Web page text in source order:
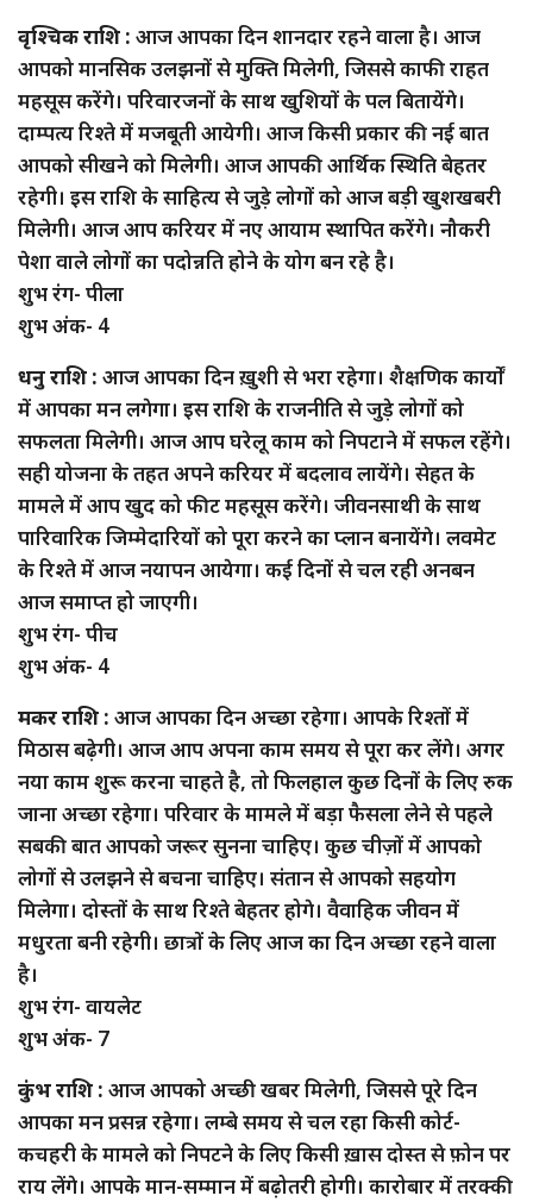
वृश्चिक राशि : आज आपका दिन शानदार रहने वाला है। आज
आपको मानसिक उलझनों से मुक्ति मिलेगी, जिससे काफी राहत
महसूस करेंगे। परिवारजनों के साथ खुशियों के पल बितायेंगे।
दाम्पत्य रिश्ते में मजबूती आयेगी। आज किसी प्रकार की नई बात
आपको सीखने को मिलेगी। आज आपकी आर्थिक स्थिति बेहतर
रहेगी। इस राशि के साहित्य से जुड़े लोगों को आज बड़ी खुशखबरी
मिलेगी। आज आप करियर में नए आयाम स्थापित करेंगे। नौकरी
पेशा वाले लोगों का पदोन्नति होने के योग बन रहे है।
शुभ रंग- पीला
शुभ अंक- 4
धनु राशि : आज आपका दिन ख़ुशी से भरा रहेगा। शैक्षणिक कार्यों
में आपका मन लगेगा। इस राशि के राजनीति से जुड़े लोगों को
सफलता मिलेगी। आज आप घरेलू काम को निपटाने में सफल रहेंगे।
सही योजना के तहत अपने करियर में बदलाव लायेंगे। सेहत के
मामले में आप खुद को फीट महसूस करेंगे। जीवनसाथी के साथ
पारिवारिक जिम्मेदारियों को पूरा करने का प्लान बनायेंगे। लवमेट
के रिश्ते में आज नयापन आयेगा। कई दिनों से चल रही अनबन
आज समाप्त हो जाएगी।
शुभ रंग- पीच
शुभ अंक- 4
मकर राशि : आज आपका दिन अच्छा रहेगा। आपके रिश्तों में
मिठास बढ़ेगी। आज आप अपना काम समय से पूरा कर लेंगे। अगर
नया काम शुरू करना चाहते है, तो फिलहाल कुछ दिनों के लिए रुक
जाना अच्छा रहेगा। परिवार के मामले में बड़ा फैसला लेने से पहले
सबकी बात आपको जरूर सुनना चाहिए। कुछ चीज़ों में आपको
लोगों से उलझने से बचना चाहिए। संतान से आपको सहयोग
मिलेगा। दोस्तों के साथ रिश्ते बेहतर होगे। वैवाहिक जीवन में
मधुरता बनी रहेगी। छात्रों के लिए आज का दिन अच्छा रहने वाला
है।
शुभ रंग- वायलेट
शुभ अंक- 7
कुंभ राशि : आज आपको अच्छी खबर मिलेगी, जिससे पूरे दिन
आपका मन प्रसन्न रहेगा। लम्बे समय से चल रहा किसी कोर्ट-
कचहरी के मामले को निपटने के लिए किसी ख़ास दोस्त से फ़ोन पर
राय लेंगे। आपके मान-सम्मान में बढ़ोतरी होगी। कारोबार में तरक्की